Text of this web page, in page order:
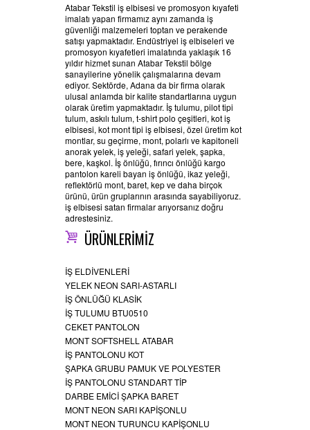
Atabar Tekstil iş elbisesi ve promosyon kıyafeti
imalatı yapan firmamız aynı zamanda iş
güvenliği malzemeleri toptan ve perakende
satışı yapmaktadır. Endüstriyel iş elbiseleri ve
promosyon kıyafetleri imalatında yaklaşık 16
yıldır hizmet sunan Atabar Tekstil bölge
sanayilerine yönelik çalışmalarına devam
ediyor. Sektörde, Adana da bir firma olarak
ulusal anlamda bir kalite standartlarına uygun
olarak üretim yapmaktadır. İş tulumu, pilot tipi
tulum, askılı tulum, t-shirt polo çeşitleri, kot iş
elbisesi, kot mont tipi iş elbisesi, özel üretim kot
montlar, su geçirme, mont, polarlı ve kapitoneli
anorak yelek, iş yeleği, safari yelek, şapka,
bere, kaşkol. İş önlüğü, fırıncı önlüğü kargo
pantolon kareli bayan iş önlüğü, ikaz yeleği,
reflektörlü mont, baret, kep ve daha birçok
ürünü, ürün gruplarının arasında sayabiliyoruz.
iş elbisesi satan firmalar arıyorsanız doğru
adrestesiniz.
ÜRÜNLERİMİZ
İŞ ELDİVENLERİ
YELEK NEON SARI-ASTARLI
İŞ ÖNLÜĞÜ KLASİK
İŞ TULUMU BTU0510
CEKET PANTOLON
MONT SOFTSHELL ATABAR
İŞ PANTOLONU KOT
ŞAPKA GRUBU PAMUK VE POLYESTER
İŞ PANTOLONU STANDART TİP
DARBE EMİCİ ŞAPKA BARET
MONT NEON SARI KAPİŞONLU
MONT NEON TURUNCU KAPİŞONLU